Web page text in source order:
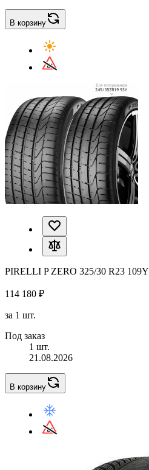
В корзину
PIRELLI P ZERO 325/30 R23 109Y
114 180 ₽
за 1 шт.
Под заказ
1 шт.
21.08.2026
В корзину